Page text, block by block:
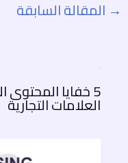
→ المقالة السابقة
5 خفايا
العلامات التجارية